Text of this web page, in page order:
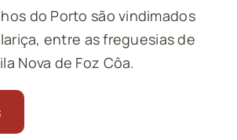
do Porto são vindimados
entre as freguesias de
Nova de Foz Côa.